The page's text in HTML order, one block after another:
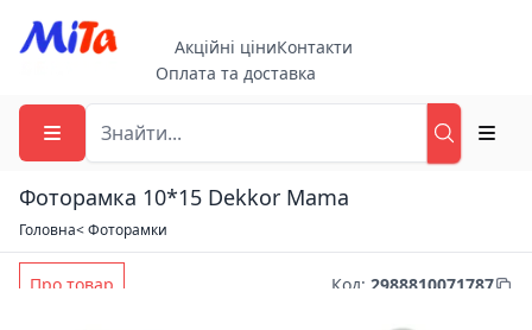
Акційні ціниКонтакти
Оплата та доставка
Фоторамка 10*15 Dekkor Mama
Головна< Фоторамки
Про товар Код: 2988810071787